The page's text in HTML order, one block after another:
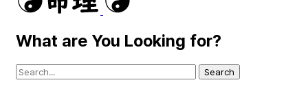
What are You Looking for?
Search